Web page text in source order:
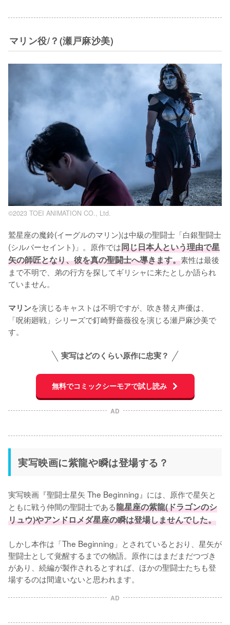
マリン役/？(瀬戸麻沙美)
©2023 TOEI ANIMATION CO., Ltd.
鷲星座の魔鈴(イーグルのマリン)は中級の聖闘士「白銀聖闘士
(シルバーセイント)」。原作では同じ日本人という理由で星
矢の師匠となり、彼を真の聖闘士へ導きます。素性は最後
まで不明で、弟の行方を探してギリシャに来たとしか語られ
ていません。
マリンを演じるキャストは不明ですが、吹き替え声優は、
「呪術廻戦」シリーズで釘崎野薔薇役を演じる瀬戸麻沙美で
す。
実写はどのくらい原作に忠実？
無料でコミックシーモアで試し読み
AD
実写映画に紫龍や瞬は登場する？
実写映画『聖闘士星矢 The Beginning』には、原作で星矢と
ともに戦う仲間の聖闘士である龍星座の紫龍(ドラゴンのシ
リュウ)やアンドロメダ星座の瞬は登場しませんでした。
しかし本作は「The Beginning」とされているとおり、星矢が
聖闘士として覚醒するまでの物語。原作にはまだまだつづき
があり、続編が製作されるとすれば、ほかの聖闘士たちも登
場するのは間違いないと思われます。
AD